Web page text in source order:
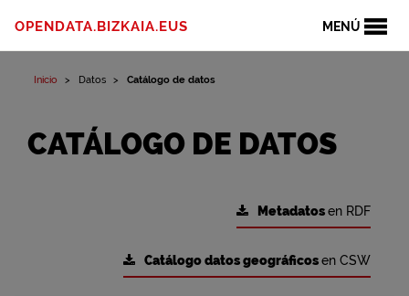
MENÚ
OPENDATA.BIZKAIA.EUS
Inicio Datos Catálogo de datos
CATÁLOGO DE DATOS
Metadatosen RDF
Catálogo datos geográficosen CSW